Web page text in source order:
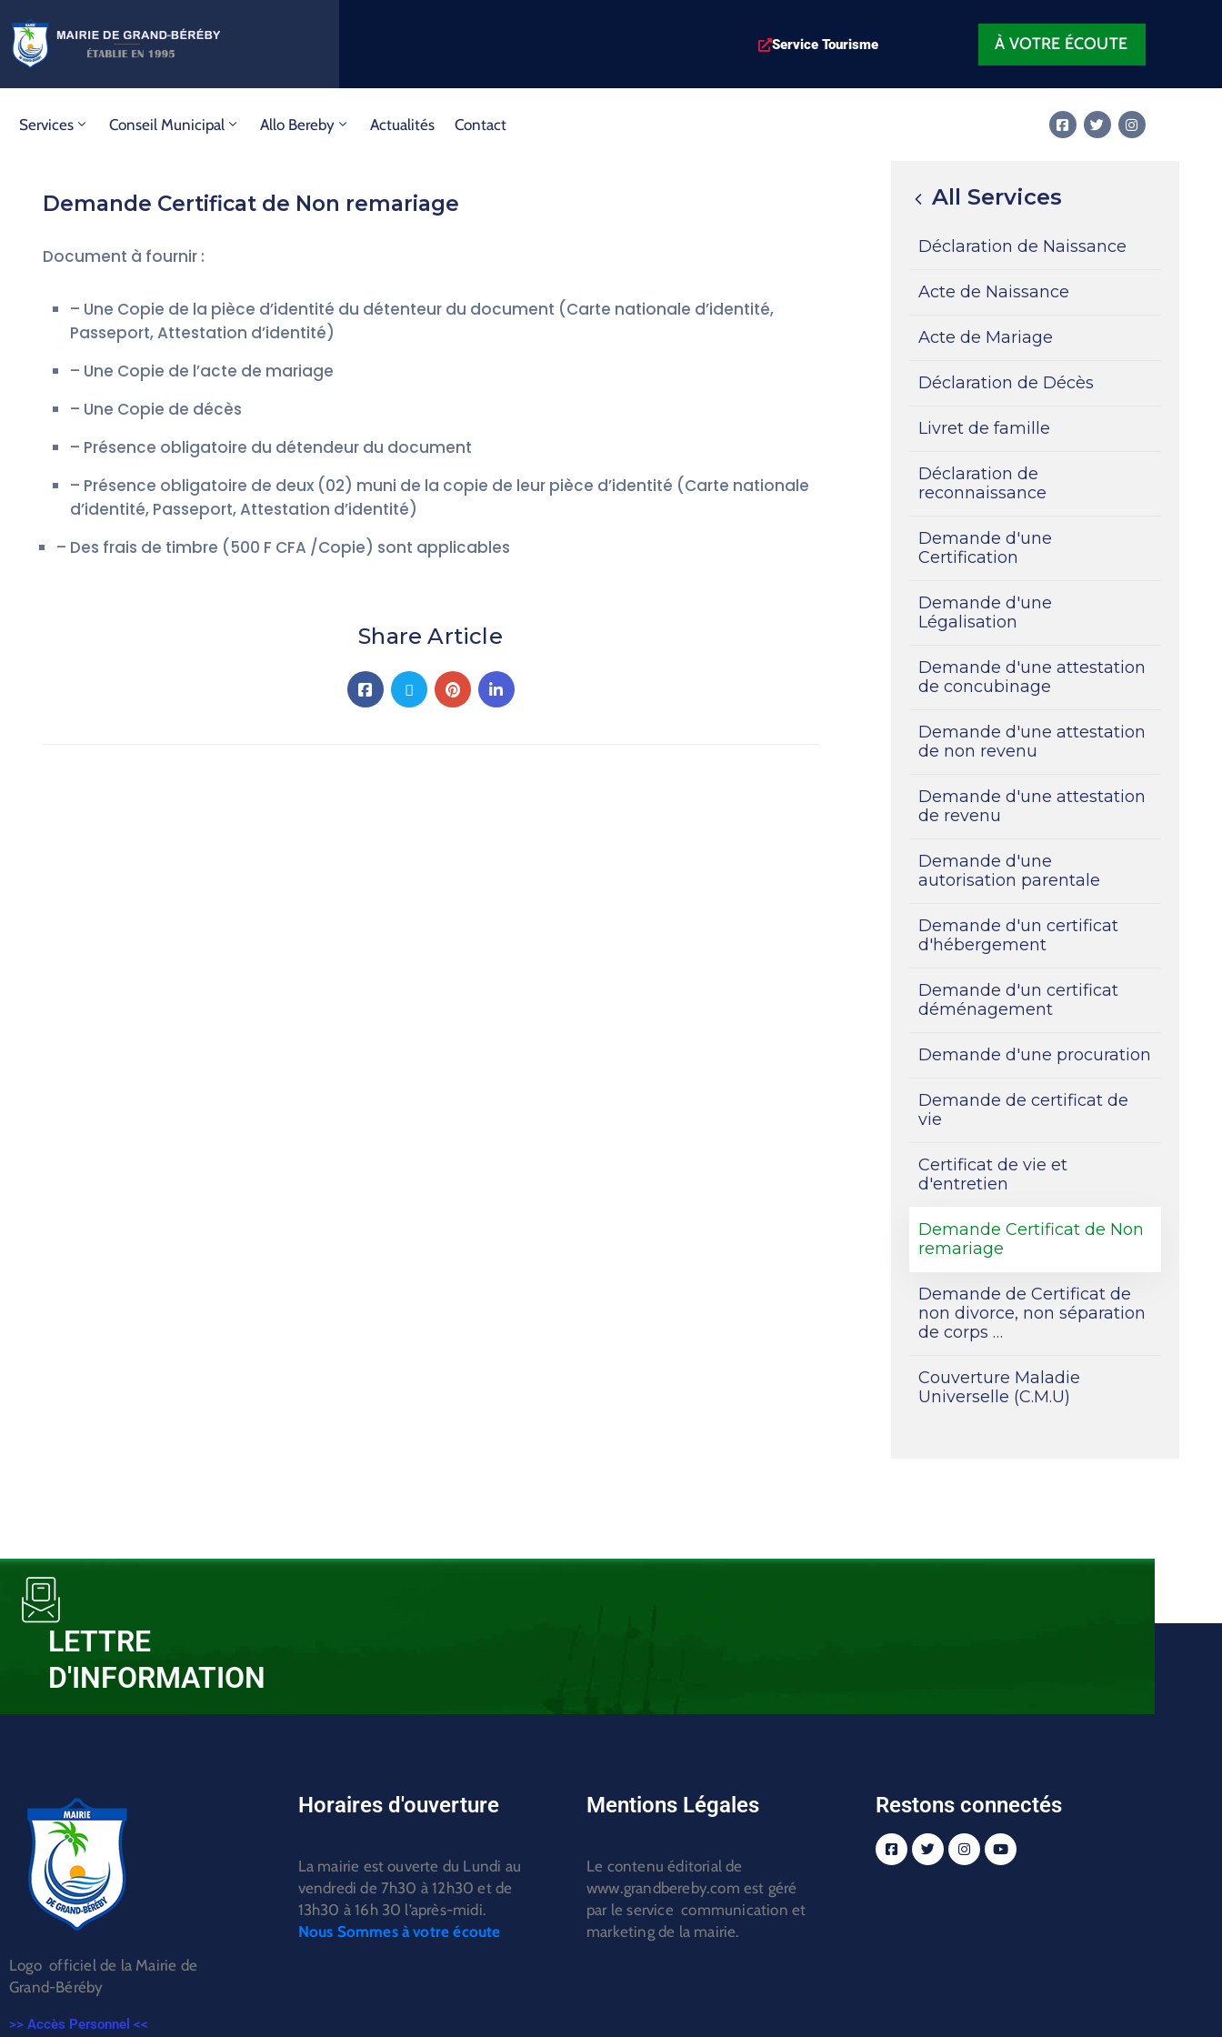
Service Tourisme À VOTRE ÉCOUTE
Services Conseil Municipal Allo Bereby Actualités Contact
Demande Certificat de Non remariage
Document à fournir :
– Une Copie de la pièce d’identité du détenteur du document (Carte nationale d’identité,
Passeport, Attestation d’identité)
– Une Copie de l’acte de mariage
– Une Copie de décès
– Présence obligatoire du détendeur du document
– Présence obligatoire de deux (02) muni de la copie de leur pièce d’identité (Carte nationale
d’identité, Passeport, Attestation d’identité)
– Des frais de timbre (500 F CFA /Copie) sont applicables
Share Article
All Services
Déclaration de Naissance
Acte de Naissance
Acte de Mariage
Déclaration de Décès
Livret de famille
Déclaration de
reconnaissance
Demande d'une
Certification
Demande d'une
Légalisation
Demande d'une attestation
de concubinage
Demande d'une attestation
de non revenu
Demande d'une attestation
de revenu
Demande d'une
autorisation parentale
Demande d'un certificat
d'hébergement
Demande d'un certificat
déménagement
Demande d'une procuration
Demande de certificat de
vie
Certificat de vie et
d'entretien
Demande Certificat de Non
remariage
Demande de Certificat de
non divorce, non séparation
de corps …
Couverture Maladie
Universelle (C.M.U)
LETTRE
D'INFORMATION
Logo officiel de la Mairie de
Grand-Béréby
>> Accès Personnel <<
Horaires d'ouverture
La mairie est ouverte du Lundi au
vendredi de 7h30 à 12h30 et de
13h30 à 16h 30 l’après-midi.
Nous Sommes à votre écoute
Mentions Légales
Le contenu éditorial de
www.grandbereby.com est géré
par le service communication et
marketing de la mairie.
Restons connectés